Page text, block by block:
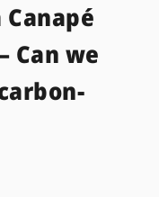
Can we